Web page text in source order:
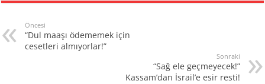
Öncesi
“Dul maaşı ödememek için
cesetleri almıyorlar!”
Sonraki
“Sağ ele geçmeyecek!”
Kassam’dan İsrail’e esir resti!